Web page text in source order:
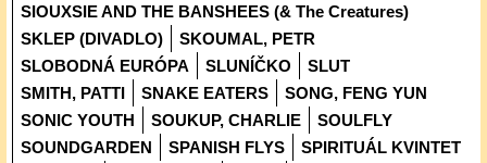
SIOUXSIE AND THE BANSHEES (& The Creatures)
SKLEP (DIVADLO)
SKOUMAL, PETR
SLOBODNÁ EURÓPA
SLUNÍČKO
SLUT
SMITH, PATTI
SNAKE EATERS
SONG, FENG YUN
SONIC YOUTH
SOUKUP, CHARLIE
SOULFLY
SOUNDGARDEN
SPANISH FLYS
SPIRITUÁL KVINTET